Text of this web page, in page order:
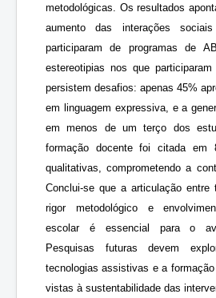
metodológicas. Os resultados
aumento das interações
participaram de programas de
estereotipias nos que
persistem desafios: apenas 45%
em linguagem expressiva, e a
em menos de um terço dos
formação docente foi citada em
qualitativas, comprometendo a
Conclui-se que a articulação entre
rigor metodológico e
escolar é essencial para o
Pesquisas futuras devem
tecnologias assistivas e a
vistas à sustentabilidade das